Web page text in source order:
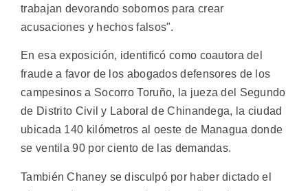
trabajan devorando sobornos para crear
acusaciones y hechos falsos".
En esa exposición, identificó como coautora del
fraude a favor de los abogados defensores de los
campesinos a Socorro Toruño, la jueza del Segundo
de Distrito Civil y Laboral de Chinandega, la ciudad
ubicada 140 kilómetros al oeste de Managua donde
se ventila 90 por ciento de las demandas.
También Chaney se disculpó por haber dictado el